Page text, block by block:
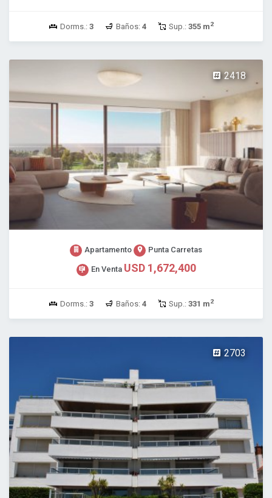
Dorms.: 3 Baños: 4 Sup.: 355 m2
2418
Apartamento Punta Carretas
En Venta USD 1,672,400
Dorms.: 3 Baños: 4 Sup.: 331 m2
2703